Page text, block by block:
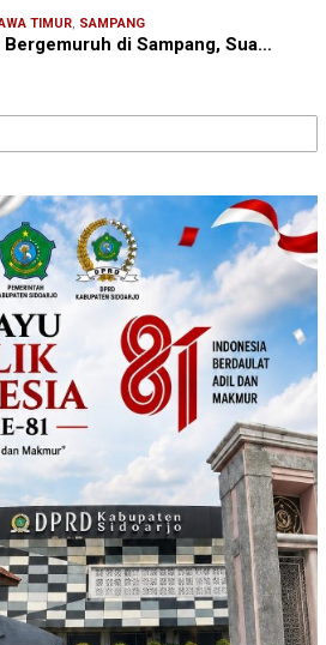
TIMUR, SAMPANG
Bergemuruh di Sampang, Sua…